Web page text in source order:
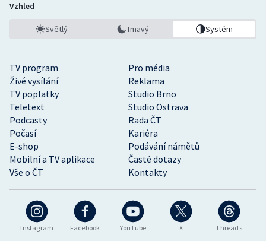
Instagram Facebook YouTube X Threads
TV program
Pro média
Živé vysílání
Reklama
TV poplatky
Studio Brno
Teletext
Studio Ostrava
Podcasty
Rada ČT
Počasí
Kariéra
E-shop
Podávání námětů
Mobilní a TV aplikace
Časté dotazy
Vše o ČT
Kontakty
Vzhled
Světlý Tmavý Systém